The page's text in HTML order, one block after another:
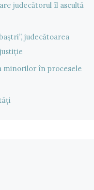
judecătorul îl ascultă
judecătoarea
minorilor în procesele